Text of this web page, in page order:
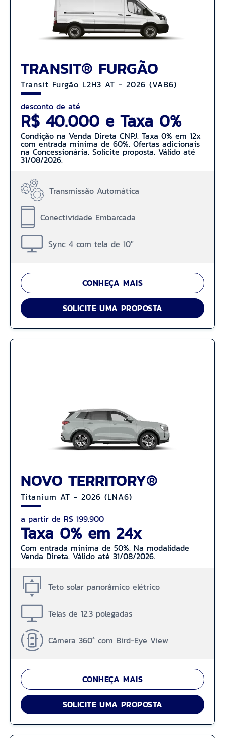
TRANSIT® FURGÃO
Transit Furgão L2H3 AT - 2026 (VAB6)
desconto de até
R$ 40.000 e Taxa 0%
Condição na Venda Direta CNPJ. Taxa 0% em 12x
com entrada mínima de 60%. Ofertas adicionais
na Concessionária. Solicite proposta. Válido até
31/08/2026.
Transmissão Automática
Conectividade Embarcada
Sync 4 com tela de 10''
CONHEÇA MAIS
SOLICITE UMA PROPOSTA
NOVO TERRITORY®
Titanium AT - 2026 (LNA6)
a partir de R$ 199.900
Taxa 0% em 24x
Com entrada mínima de 50%. Na modalidade
Venda Direta. Válido até 31/08/2026.
Teto solar panorâmico elétrico
Telas de 12.3 polegadas
Câmera 360° com Bird-Eye View
CONHEÇA MAIS
SOLICITE UMA PROPOSTA